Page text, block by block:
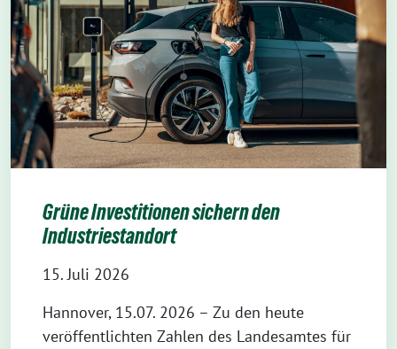
Grüne Investitionen sichern den
Industriestandort
15. Juli 2026
Hannover, 15.07. 2026 – Zu den heute
veröffentlichten Zahlen des Landesamtes für